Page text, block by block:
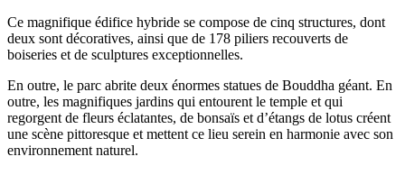
Ce magnifique édifice hybride se compose de cinq structures, dont
deux sont décoratives, ainsi que de 178 piliers recouverts de
boiseries et de sculptures exceptionnelles.
En outre, le parc abrite deux énormes statues de Bouddha géant. En
outre, les magnifiques jardins qui entourent le temple et qui
regorgent de fleurs éclatantes, de bonsaïs et d’étangs de lotus créent
une scène pittoresque et mettent ce lieu serein en harmonie avec son
environnement naturel.